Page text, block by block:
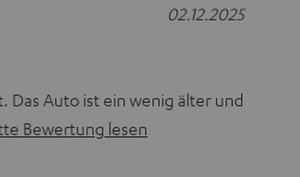
Das Auto ist ein wenig älter und
Bewertung lesen
02.12.2025